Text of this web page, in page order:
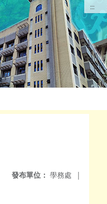
:::
發布單位： 學務處 |